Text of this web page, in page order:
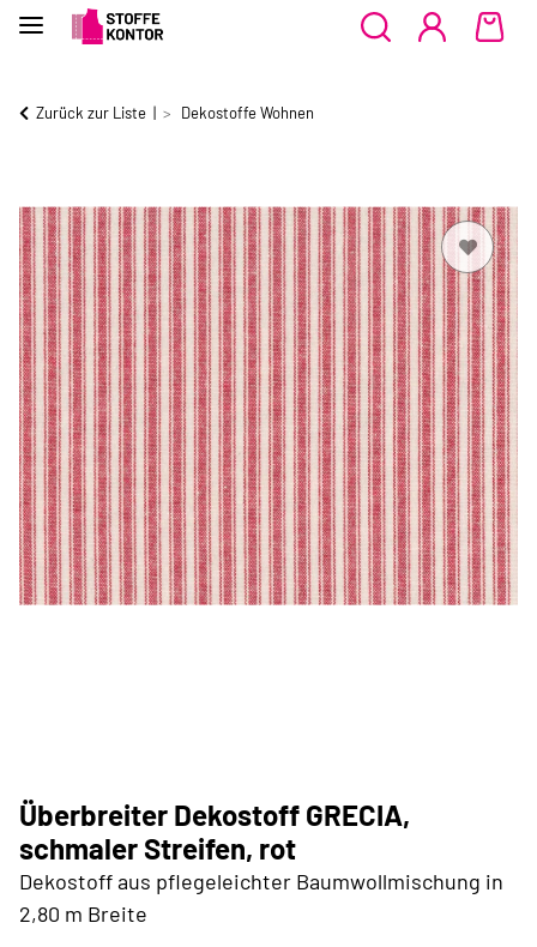
Zurück zur Liste Dekostoffe Wohnen
Überbreiter Dekostoff GRECIA,
schmaler Streifen, rot
Dekostoff aus pflegeleichter Baumwollmischung in
2,80 m Breite